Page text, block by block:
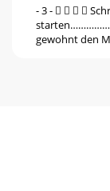
- 3 -    
gewohnt den